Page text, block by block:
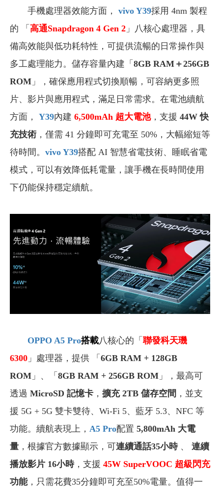
手機處理器效能方面， vivo Y39採用 4nm 製程
的 「 高通Snapdragon 4 Gen 2 」八核心處理器，具
備高效能與低功耗特性，可提供流暢的日常操作與
多工處理能力。儲存容量內建「 8GB RAM＋256GB
ROM 」，確保應用程式切換順暢，可容納更多照
片、影片與應用程式，滿足日常需求。在電池續航
方面， Y39內建 6,500mAh 超大電池，支援 44W 快
充技術，僅需 41 分鐘即可充電至 50%，大幅縮短等
待時間。 vivo Y39搭配 AI 智慧省電技術、睡眠省電
模式，可以有效降低耗電量，讓手機在長時間使用
下仍能保持穩定續航。
OPPO A5 Pro搭載八核心的「 聯發科天璣
6300 」處理器，提供 「 6GB RAM + 128GB
ROM 」、「 8GB RAM + 256GB ROM 」，最高可
透過 MicroSD 記憶卡 ， 擴充 2TB 儲存空間 ，並支
援 5G + 5G 雙卡雙待、Wi-Fi 5、藍牙 5.3、NFC 等
功能。續航表現上， A5 Pro配置 5,800mAh 大電
量 ，根據官方數據顯示，可連續通話35小時 、
連續
播放影片 16小時，支援 45W SuperVOOC 超級閃充
功能，只需花費35分鐘即可充至50%電量。值得一